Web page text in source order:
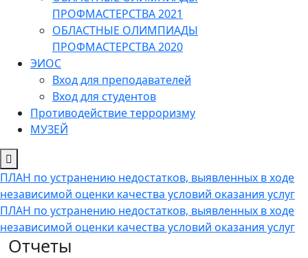
ПРОФМАСТЕРСТВА 2021
ОБЛАСТНЫЕ ОЛИМПИАДЫ
ПРОФМАСТЕРСТВА 2020
ЭИОС
Вход для преподавателей
Вход для студентов
Противодействие терроризму
МУЗЕЙ
ПЛАН по устранению недостатков, выявленных в ходе
независимой оценки качества условий оказания услуг
ПЛАН по устранению недостатков, выявленных в ходе
независимой оценки качества условий оказания услуг
Отчеты